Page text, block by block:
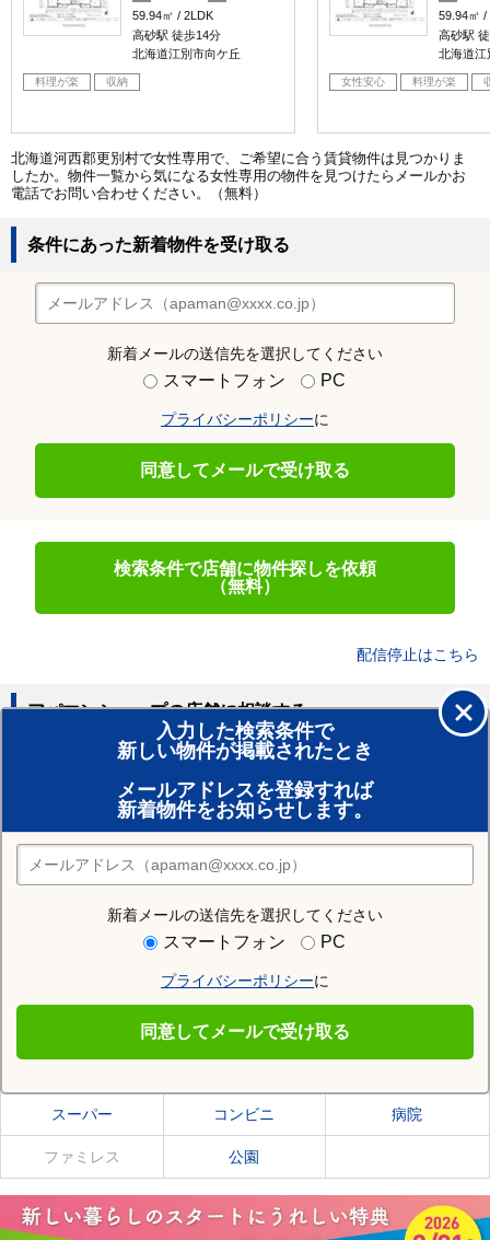
59.94㎡
2LDK
高砂駅 徒歩14分
北海道江別市向ケ丘
料理が楽 収納
59.94㎡
高砂駅
北海道江
女性安心 料理が楽
北海道河西郡更別村で女性専用で、ご希望に合う賃貸物件は見つかりま
したか。物件一覧から気になる女性専用の物件を見つけたらメールかお
電話でお問い合わせください。（無料）
条件にあった新着物件を受け取る
新着メールの送信先を選択してください
スマートフォン PC
プライバシーポリシーに
同意してメールで受け取る
検索条件で店舗に物件探しを依頼
（無料）
配信停止はこちら
入力した検索条件で
新しい物件が掲載されたとき
メールアドレスを登録すれば
新着物件をお知らせします。
新着メールの送信先を選択してください
スマートフォン PC
プライバシーポリシーに
同意してメールで受け取る
アパマンショップの店舗に相談する
賃貸のプロがお部屋探し！
おまかせ物件リクエスト
住みたい街の店舗を探す
店舗検索
住む街研究所で河西郡更別村の情報を見る
河西郡更別村の施設一覧
スーパー コンビニ 病院
ファミレス 公園